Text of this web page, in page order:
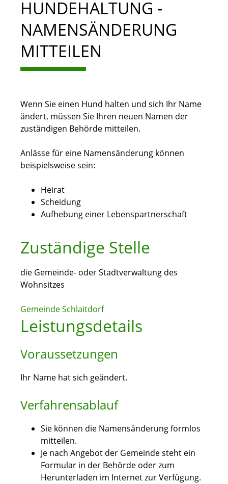
HUNDEHALTUNG -
NAMENSÄNDERUNG
MITTEILEN
Wenn Sie einen Hund halten und sich Ihr Name
ändert, müssen Sie Ihren neuen Namen der
zuständigen Behörde mitteilen.
Anlässe für eine Namensänderung können
beispielsweise sein:
Heirat
Scheidung
Aufhebung einer Lebenspartnerschaft
Zuständige Stelle
die Gemeinde- oder Stadtverwaltung des
Wohnsitzes
Gemeinde Schlaitdorf
Leistungsdetails
Voraussetzungen
Ihr Name hat sich geändert.
Verfahrensablauf
Sie können die Namensänderung formlos
mitteilen.
Je nach Angebot der Gemeinde steht ein
Formular in der Behörde oder zum
Herunterladen im Internet zur Verfügung.